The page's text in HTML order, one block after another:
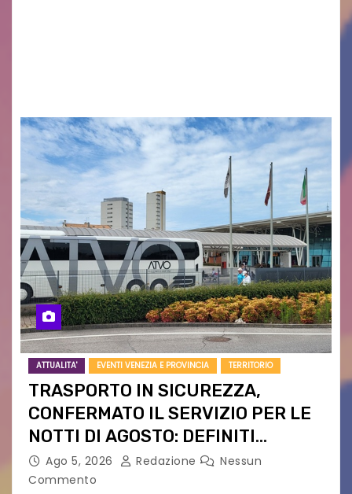
ATTUALITA' EVENTI VENEZIA E PROVINCIA TERRITORIO
TRASPORTO IN SICUREZZA,
CONFERMATO IL SERVIZIO PER LE
NOTTI DI AGOSTO: DEFINITI
PERCORSI, FERMATE E ORARIO
Ago 5, 2026 Redazione
Nessun
Commento